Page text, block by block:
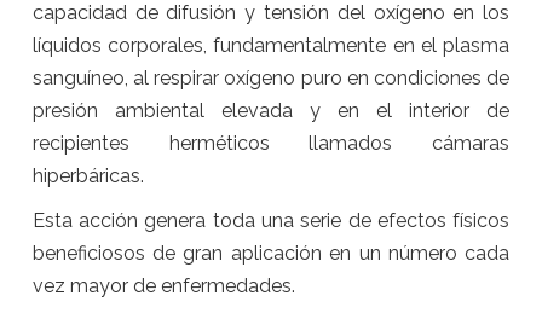
capacidad de difusión y tensión del oxígeno en los
líquidos corporales, fundamentalmente en el plasma
sanguíneo, al respirar oxígeno puro en condiciones de
presión ambiental elevada y en el interior de
recipientes herméticos llamados cámaras
hiperbáricas.
Esta acción genera toda una serie de efectos físicos
beneficiosos de gran aplicación en un número cada
vez mayor de enfermedades.